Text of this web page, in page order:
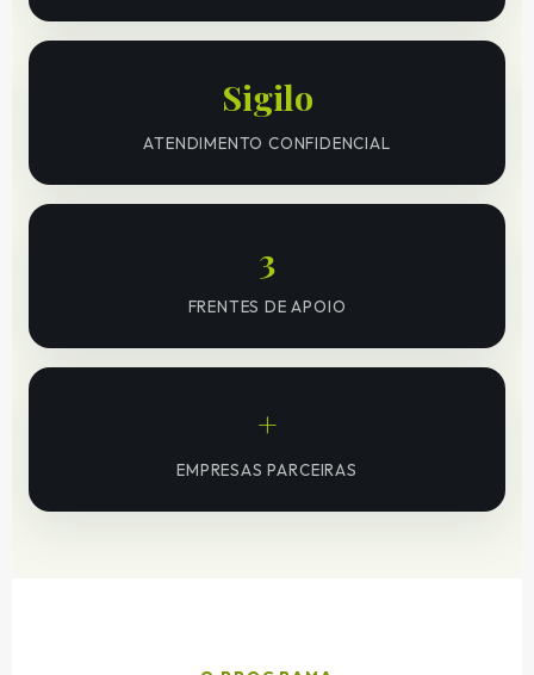
Sigilo
ATENDIMENTO CONFIDENCIAL
3
FRENTES DE APOIO
+
EMPRESAS PARCEIRAS